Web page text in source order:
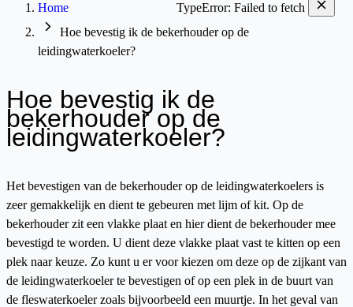
Home
Hoe bevestig ik de bekerhouder op de
leidingwaterkoeler?
TypeError: Failed to fetch
Hoe bevestig ik de
bekerhouder op de
leidingwaterkoeler?
Het bevestigen van de bekerhouder op de leidingwaterkoelers is
zeer gemakkelijk en dient te gebeuren met lijm of kit. Op de
bekerhouder zit een vlakke plaat en hier dient de bekerhouder mee
bevestigd te worden. U dient deze vlakke plaat vast te kitten op een
plek naar keuze. Zo kunt u er voor kiezen om deze op de zijkant van
de leidingwaterkoeler te bevestigen of op een plek in de buurt van
de fleswaterkoeler zoals bijvoorbeeld een muurtje. In het geval van